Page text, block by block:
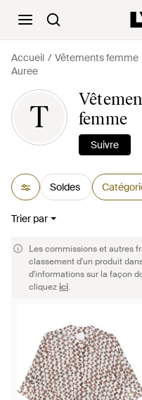
Accueil Vêtements femme
Auree
T
femme
Suivre
Soldes
Trier par
Les commissions et autres
classement d'un produit
d'informations sur la façon
cliquezici.